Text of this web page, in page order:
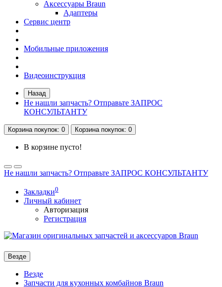
Аксессуары Braun
Адаптеры
Сервис центр
Мобильные приложения
Видеоинструкция
Назад
Не нашли запчасть? Отправьте ЗАПРОС
КОНСУЛЬТАНТУ
Корзинапокупок: 0 Корзинапокупок: 0
В корзине пусто!
Не нашли запчасть? Отправьте ЗАПРОС КОНСУЛЬТАНТУ
Закладки0
Личный кабинет
Авторизация
Регистрация
Везде
Везде
Запчасти для кухонных комбайнов Braun